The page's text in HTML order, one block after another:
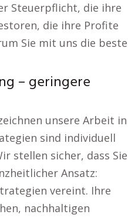
Steuerpflicht, die ihre
die ihre Profite
Sie mit uns die beste
– geringere
unsere Arbeit in
sind individuell
stellen sicher, dass Sie
Ansatz:
vereint. Ihre
nachhaltigen